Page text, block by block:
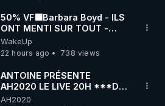
50% VF🟩Barbara Boyd - ILS
ONT MENTI SUR TOUT -
Jocelyne Traduction
WakeUp
22 hours ago
738 views
ANTOINE PRÉSENTE
AH2020 LE LIVE 20H ***DU
06/08/2026***
AH2020